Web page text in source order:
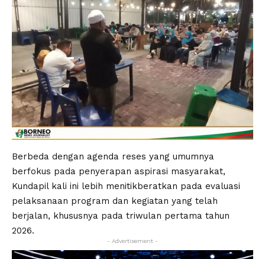
Berbeda dengan agenda reses yang umumnya
berfokus pada penyerapan aspirasi masyarakat,
Kundapil kali ini lebih menitikberatkan pada evaluasi
pelaksanaan program dan kegiatan yang telah
berjalan, khususnya pada triwulan pertama tahun
2026.
- Advertisement -